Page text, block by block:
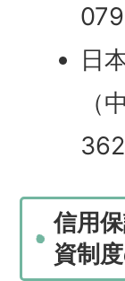
日
（
信用
資制度